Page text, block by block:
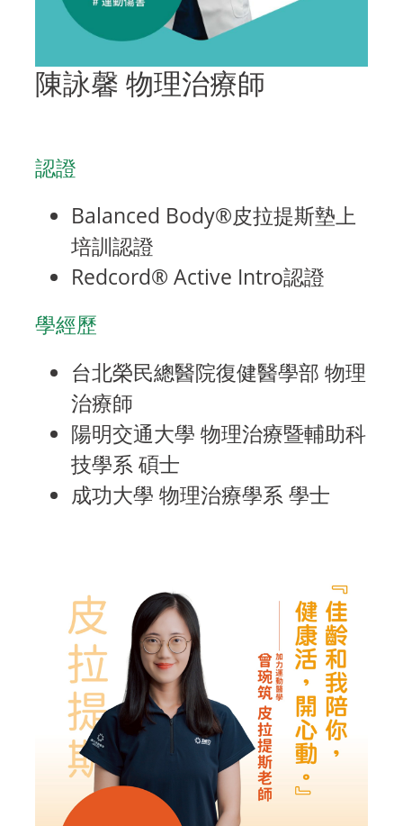
陳詠馨 物理治療師
認證
Balanced Body®皮拉提斯墊上
培訓認證
Redcord® Active Intro認證
學經歷
台北榮民總醫院復健醫學部 物理
治療師
陽明交通大學 物理治療暨輔助科
技學系 碩士
成功大學 物理治療學系 學士